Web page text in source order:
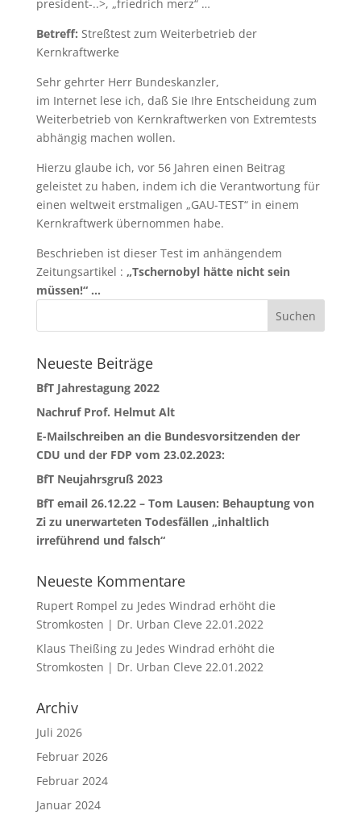
president-..>, „friedrich merz“ …
Betreff: Streßtest zum Weiterbetrieb der
Kernkraftwerke
Sehr gehrter Herr Bundeskanzler,
im Internet lese ich, daß Sie Ihre Entscheidung zum
Weiterbetrieb von Kernkraftwerken von Extremtests
abhängig machen wollen.
Hierzu glaube ich, vor 56 Jahren einen Beitrag
geleistet zu haben, indem ich die Verantwortung für
einen weltweit erstmaligen „GAU-TEST“ in einem
Kernkraftwerk übernommen habe.
Beschrieben ist dieser Test im anhängendem
Zeitungsartikel : „Tschernobyl hätte nicht sein
müssen!“ …
Neueste Beiträge
BfT Jahrestagung 2022
Nachruf Prof. Helmut Alt
E-Mailschreiben an die Bundesvorsitzenden der
CDU und der FDP vom 23.02.2023:
BfT Neujahrsgruß 2023
BfT email 26.12.22 – Tom Lausen: Behauptung von
Zi zu unerwarteten Todesfällen „inhaltlich
irreführend und falsch“
Neueste Kommentare
Rupert Rompel zu Jedes Windrad erhöht die
Stromkosten | Dr. Urban Cleve 22.01.2022
Klaus Theißingzu Jedes Windrad erhöht die
Stromkosten | Dr. Urban Cleve 22.01.2022
Archiv
Juli 2026
Februar 2026
Februar 2024
Januar 2024